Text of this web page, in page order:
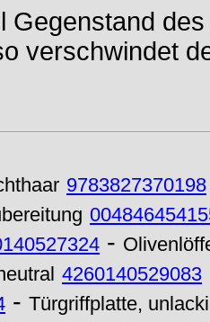
Gegenstand
verschwindet
9783827370198
-
4260140529083
- Türgriffplatte,